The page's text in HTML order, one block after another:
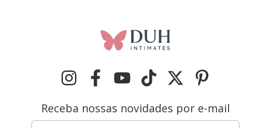
Receba nossas novidades por e-mail